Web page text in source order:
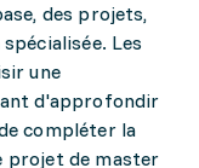
des projets,
Les
une
d'approfondir
compléter la
projet de master